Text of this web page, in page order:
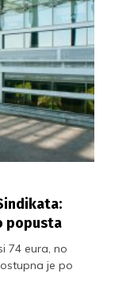
popusta
74 eura, no
je po